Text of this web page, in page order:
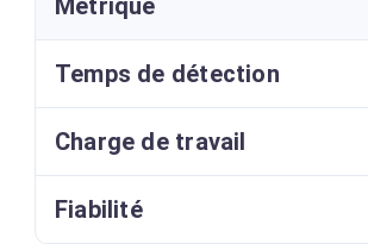
Métrique
Temps de détection
Charge de travail
Fiabilité